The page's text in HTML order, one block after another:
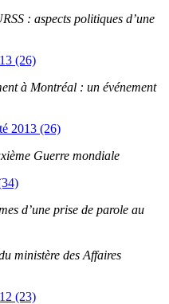
: aspects politiques d’une
(26)
à Montréal : un événement
2013 (26)
Guerre mondiale
d’une prise de parole au
ministère des Affaires
(23)